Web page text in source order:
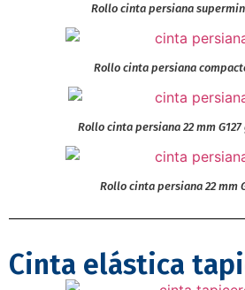
Rollo cinta persiana
Rollo cinta persiana
Rollo cinta persiana 22 mm
Rollo cinta persiana 22 mm
Cinta elástica